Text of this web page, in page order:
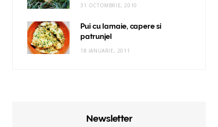
31 OCTOMBRIE, 2010
Pui cu lamaie, capere si
patrunjel
18 IANUARIE, 2011
Newsletter